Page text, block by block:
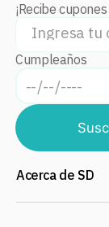
¡Recibe
Cumpleaños
Acerca de SD